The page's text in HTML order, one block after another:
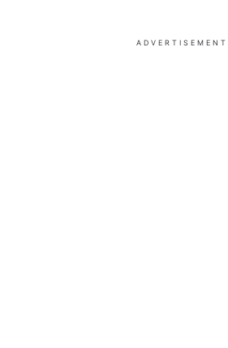
ADVERTISEMENT